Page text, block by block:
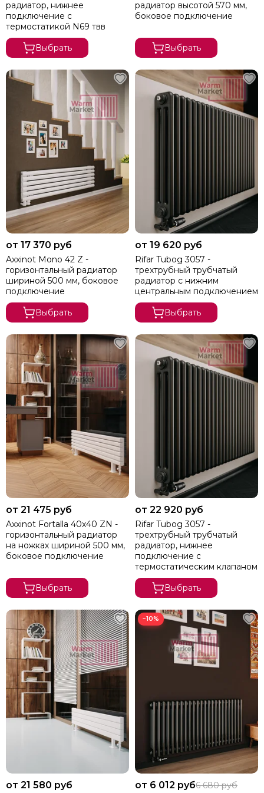
радиатор, нижнее
подключение с
термостатикой N69 твв
Выбрать
радиатор высотой 570 мм,
боковое подключение
Выбрать
от 17 370 руб
Axxinot Mono 42 Z -
горизонтальный радиатор
шириной 500 мм, боковое
подключение
Выбрать
от 19 620 руб
Rifar Tubog 3057 -
трехтрубный трубчатый
радиатор с нижним
центральным подключением
Выбрать
от 21 475 руб
Axxinot Fortalla 40х40 ZN -
горизонтальный радиатор
на ножках шириной 500 мм,
боковое подключение
Выбрать
от 22 920 руб
Rifar Tubog 3057 -
трехтрубный трубчатый
радиатор, нижнее
подключение с
термостатическим клапаном
Выбрать
от 21 580 руб
−10%
от 6 012 руб6 680 руб